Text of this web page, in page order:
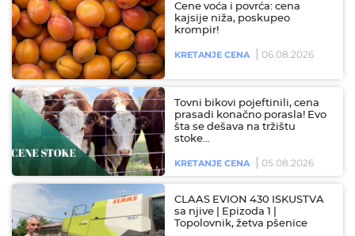
Cene voća i povrća: cena
kajsije niža, poskupeo
krompir!
KRETANJE CENA 06.08.2026
Tovni bikovi pojeftinili, cena
prasadi konačno porasla! Evo
šta se dešava na tržištu
stoke…
KRETANJE CENA 05.08.2026
CLAAS EVION 430 ISKUSTVA
sa njive | Epizoda 1 |
Topolovnik, žetva pšenice